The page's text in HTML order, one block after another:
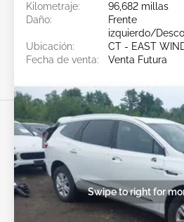
Kilometraje:
96,682 millas
Daño:
Frente
izquierdo/
Ubicación:
CT - EAST
Fecha de venta:
Venta Futura
Swipe to right for